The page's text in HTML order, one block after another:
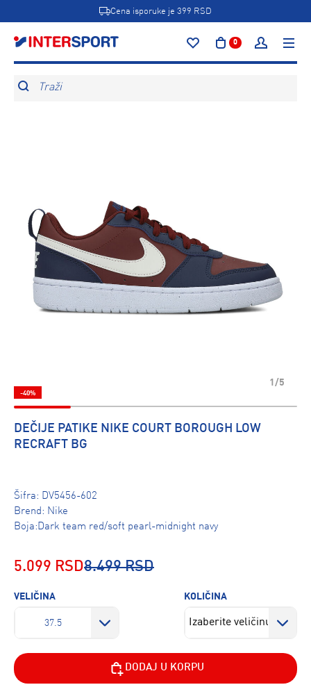
Cena isporuke je 399 RSD
0
Traži
1/5
-40%
DEČIJE PATIKE NIKE COURT BOROUGH LOW
RECRAFT BG
Šifra: DV5456-602
Brend: Nike
Boja:Dark team red/soft pearl-midnight navy
5.099 RSD8.499 RSD
VELIČINA
37.5
KOLIČINA
DODAJ U KORPU